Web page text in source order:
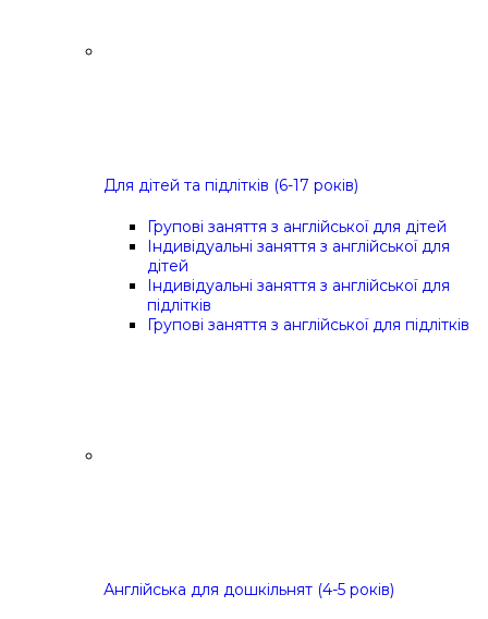
Для дітей та підлітків (6-17 років)
Групові заняття з англійської для дітей
Індивідуальні заняття з англійської для
дітей
Індивідуальні заняття з англійської для
підлітків
Групові заняття з англійської для підлітків
Англійська для дошкільнят (4-5 років)